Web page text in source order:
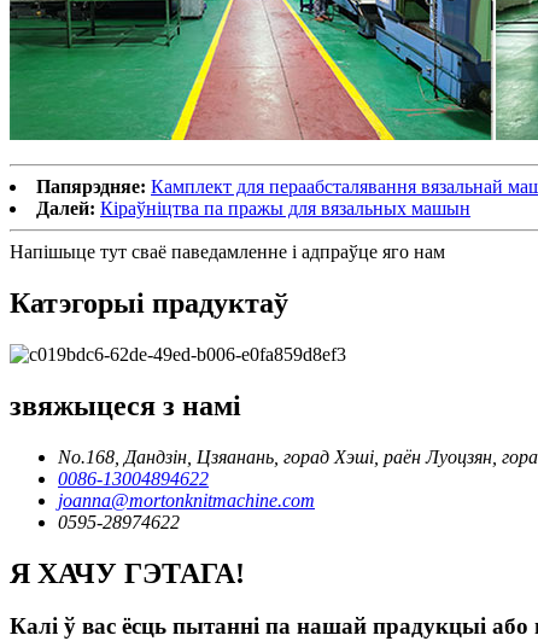
Папярэдняе: Камплект для пераабсталявання вязальнай
Далей: Кіраўніцтва па пражы для вязальных машын
Напішыце тут сваё паведамленне і адпраўце яго нам
Катэгорыі прадуктаў
звяжыцеся з намі
No.168, Дандзін, Цзяанань, горад Хэші, раён Луоцзян,
0086-13004894622
joanna@mortonknitmachine.com
0595-28974622
Я ХАЧУ ГЭТАГА!
Калі ў вас ёсць пытанні па нашай прадукцыі